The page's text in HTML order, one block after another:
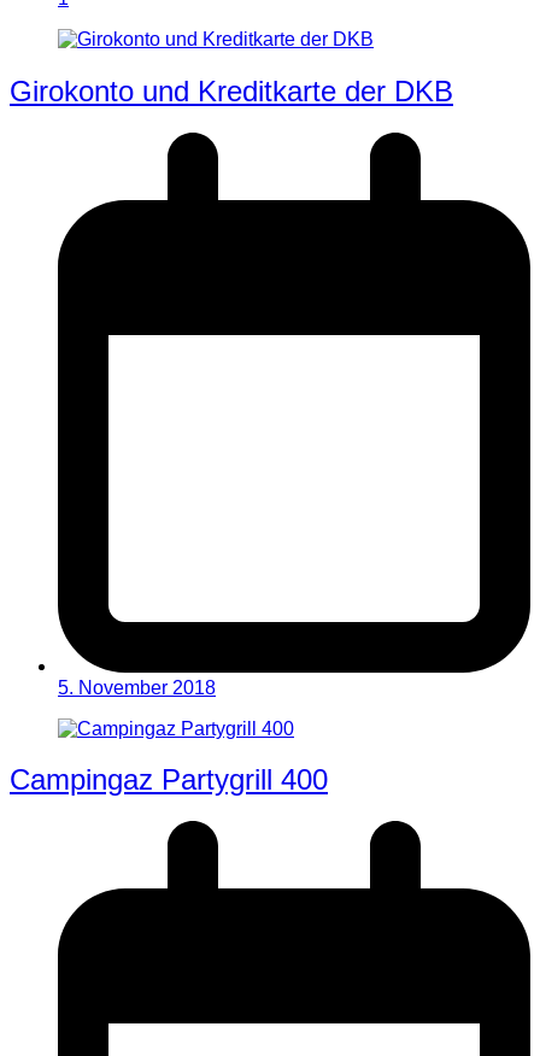
Girokonto und Kreditkarte der DKB
5. November 2018
Campingaz Partygrill 400